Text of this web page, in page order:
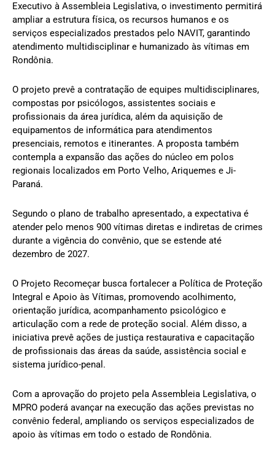
Executivo à Assembleia Legislativa, o investimento permitirá
ampliar a estrutura física, os recursos humanos e os
serviços especializados prestados pelo NAVIT, garantindo
atendimento multidisciplinar e humanizado às vítimas em
Rondônia.
O projeto prevê a contratação de equipes multidisciplinares,
compostas por psicólogos, assistentes sociais e
profissionais da área jurídica, além da aquisição de
equipamentos de informática para atendimentos
presenciais, remotos e itinerantes. A proposta também
contempla a expansão das ações do núcleo em polos
regionais localizados em Porto Velho, Ariquemes e Ji-
Paraná.
Segundo o plano de trabalho apresentado, a expectativa é
atender pelo menos 900 vítimas diretas e indiretas de crimes
durante a vigência do convênio, que se estende até
dezembro de 2027.
O Projeto Recomeçar busca fortalecer a Política de Proteção
Integral e Apoio às Vítimas, promovendo acolhimento,
orientação jurídica, acompanhamento psicológico e
articulação com a rede de proteção social. Além disso, a
iniciativa prevê ações de justiça restaurativa e capacitação
de profissionais das áreas da saúde, assistência social e
sistema jurídico-penal.
Com a aprovação do projeto pela Assembleia Legislativa, o
MPRO poderá avançar na execução das ações previstas no
convênio federal, ampliando os serviços especializados de
apoio às vítimas em todo o estado de Rondônia.